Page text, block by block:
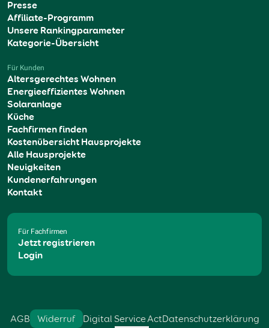
Presse
Affiliate-Programm
Unsere Rankingparameter
Kategorie-Übersicht
Für Kunden
Altersgerechtes Wohnen
Energieeffizientes Wohnen
Solaranlage
Küche
Fachfirmen finden
Kostenübersicht Hausprojekte
Alle Hausprojekte
Neuigkeiten
Kundenerfahrungen
Kontakt
Für Fachfirmen
Jetzt registrieren
Login
AGB Widerruf Digital Service ActDatenschutzerklärung